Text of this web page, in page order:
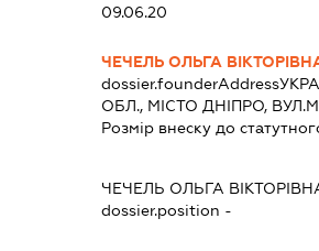
09.06.20
ЧЕЧЕЛЬ ОЛЬГА
dossier.founderAddress
ОБЛ., МІСТО ДНІПРО,
Розмір внеску до
ЧЕЧЕЛЬ ОЛЬГА
dossier.position -